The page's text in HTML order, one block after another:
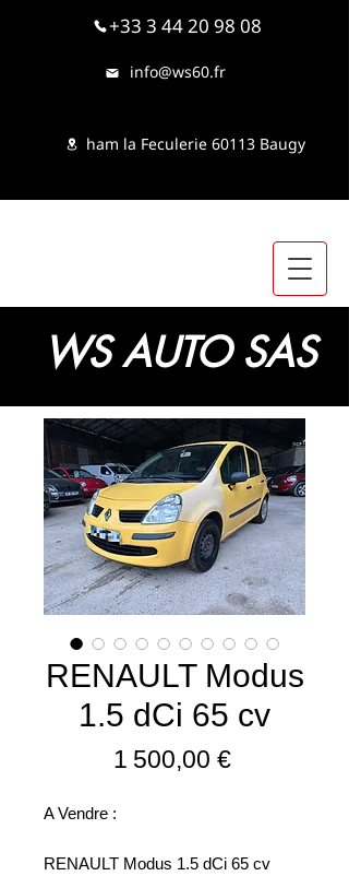
+33 3 44 20 98 08
info@ws60.fr
ham la Feculerie 60113 Baugy
WS AUTO SAS
RENAULT Modus
1.5 dCi 65 cv
1 500,00 €Prix
A Vendre :
RENAULT Modus 1.5 dCi 65 cv